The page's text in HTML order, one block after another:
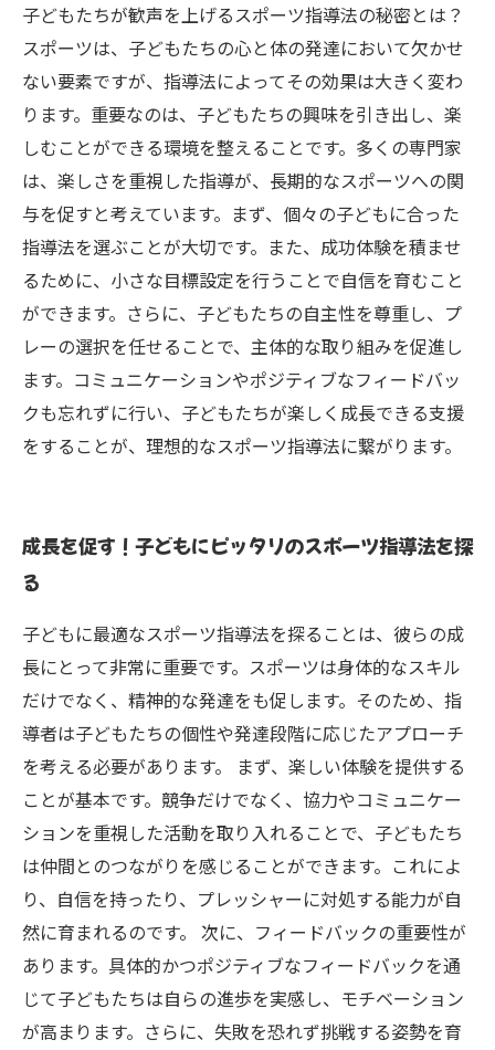
保護者と指導者が知るべき、子どもたちの未来
を切り拓く方法
共に歩む未来：子どもが楽しむスポーツを続け
られる環境づくり
子どもたちが歓声を上げるスポーツ指導法の秘密とは？
スポーツは、子どもたちの心と体の発達において欠かせ
ない要素ですが、指導法によってその効果は大きく変わ
ります。重要なのは、子どもたちの興味を引き出し、楽
しむことができる環境を整えることです。多くの専門家
は、楽しさを重視した指導が、長期的なスポーツへの関
与を促すと考えています。まず、個々の子どもに合った
指導法を選ぶことが大切です。また、成功体験を積ませ
るために、小さな目標設定を行うことで自信を育むこと
ができます。さらに、子どもたちの自主性を尊重し、プ
レーの選択を任せることで、主体的な取り組みを促進し
ます。コミュニケーションやポジティブなフィードバッ
クも忘れずに行い、子どもたちが楽しく成長できる支援
をすることが、理想的なスポーツ指導法に繋がります。
成長を促す！子どもにピッタリのスポーツ指導法を探
る
子どもに最適なスポーツ指導法を探ることは、彼らの成
長にとって非常に重要です。スポーツは身体的なスキル
だけでなく、精神的な発達をも促します。そのため、指
導者は子どもたちの個性や発達段階に応じたアプローチ
を考える必要があります。 まず、楽しい体験を提供する
ことが基本です。競争だけでなく、協力やコミュニケー
ションを重視した活動を取り入れることで、子どもたち
は仲間とのつながりを感じることができます。これによ
り、自信を持ったり、プレッシャーに対処する能力が自
然に育まれるのです。 次に、フィードバックの重要性が
あります。具体的かつポジティブなフィードバックを通
じて子どもたちは自らの進歩を実感し、モチベーション
が高まります。さらに、失敗を恐れず挑戦する姿勢を育